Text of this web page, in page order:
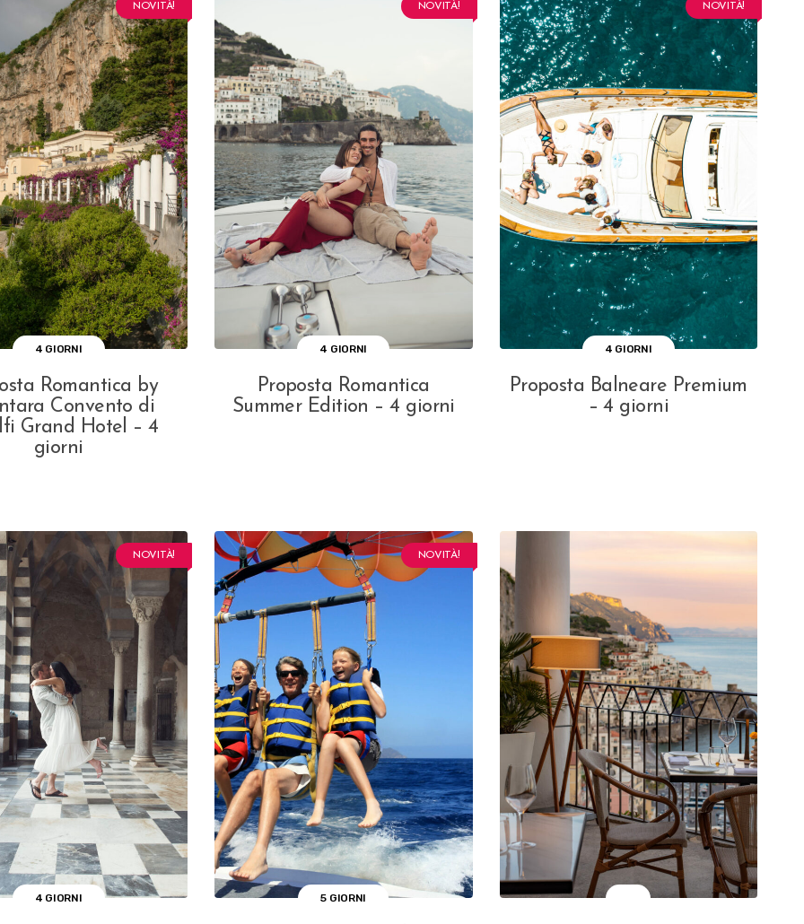
NOVITÀ!
4 GIORNI
Romantica by
Convento di
Grand Hotel – 4
giorni
NOVITÀ!
4 GIORNI
Proposta Romantica
Summer Edition – 4 giorni
NOVITÀ!
4 GIORNI
Proposta Balneare Premium
– 4 giorni
NOVITÀ!
4 GIORNI
NOVITÀ!
5 GIORNI